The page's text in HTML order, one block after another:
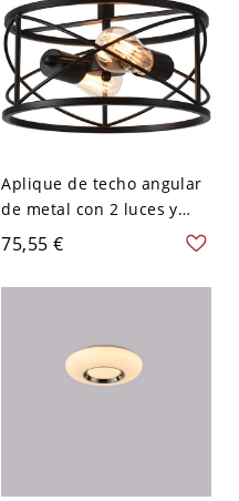
Aplique de techo angular
de metal con 2 luces y
pantalla de vidrio,
montaje superficial
LED/incandescente/fluore
75,55 €